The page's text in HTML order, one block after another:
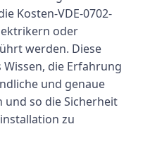
Kosten-VDE-0702-
oder
werden. Diese
die Erfahrung
und genaue
so die Sicherheit
zu